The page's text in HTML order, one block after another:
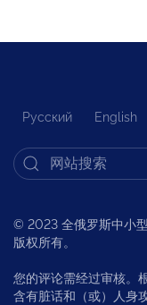
Русский English
© 2023 全俄罗斯中小
版权所有。
您的评论需经过审核。
含有脏话和（或）人身